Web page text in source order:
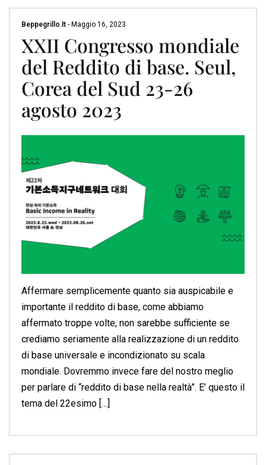
Beppegrillo.it - Maggio 16, 2023
XXII Congresso mondiale
del Reddito di base. Seul,
Corea del Sud 23-26
agosto 2023
Affermare semplicemente quanto sia auspicabile e
importante il reddito di base, come abbiamo
affermato troppe volte, non sarebbe sufficiente se
crediamo seriamente alla realizzazione di un reddito
di base universale e incondizionato su scala
mondiale. Dovremmo invece fare del nostro meglio
per parlare di “reddito di base nella realtà”. E’ questo il
tema del 22esimo […]